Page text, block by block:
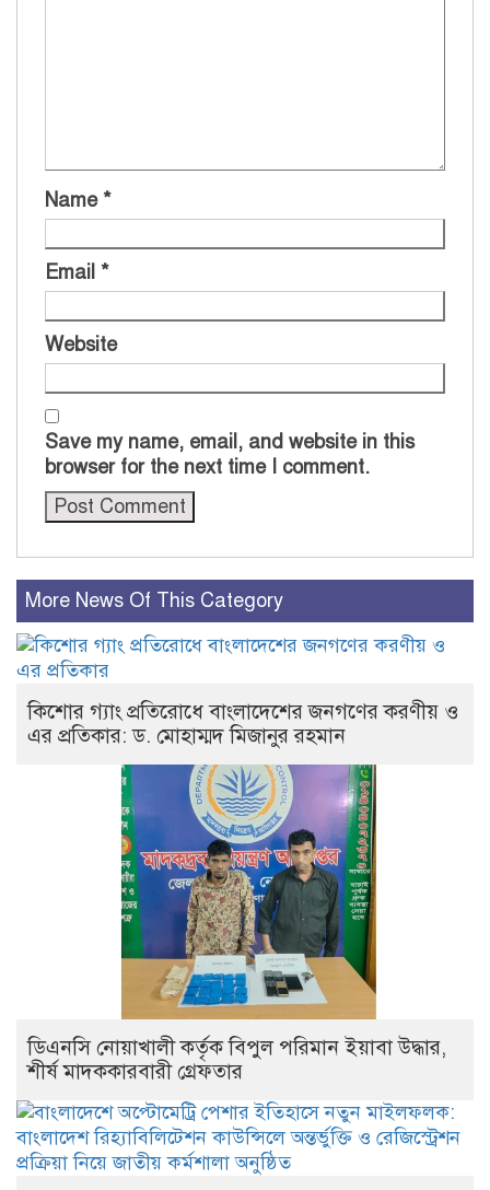
Name *
Email *
Website
Save my name, email, and website in this
browser for the next time I comment.
More News Of This Category
কিশোর গ্যাং প্রতিরোধে বাংলাদেশের জনগণের করণীয় ও
এর প্রতিকার: ড. মোহাম্মদ মিজানুর রহমান
ডিএনসি নোয়াখালী কর্তৃক বিপুল পরিমান ইয়াবা উদ্ধার,
শীর্ষ মাদককারবারী গ্রেফতার